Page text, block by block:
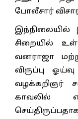
போலீசார்
இந்நிலையில்
சிறையில்
வனராஜா
விருப்பு
வழக்கறிஞர்
காவலில்